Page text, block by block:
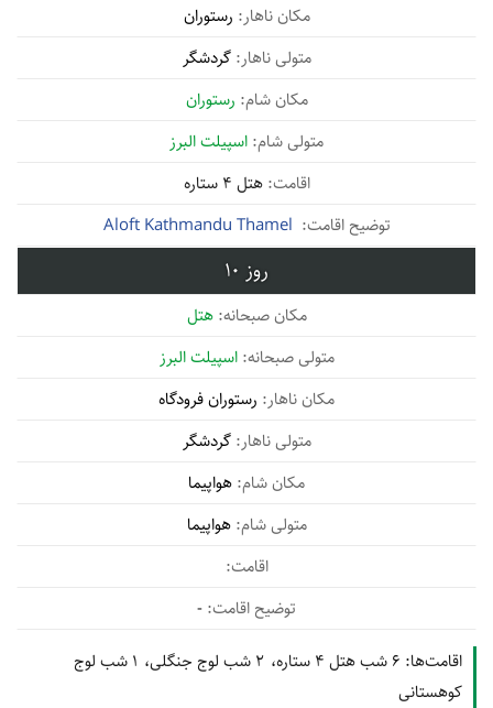
رستوران
گردشگر
رستوران
اسپیلت البرز
هتل 4 ستاره
Aloft Kathmandu Thamel
10
هتل
اسپیلت البرز
رستوران فرودگاه
گردشگر
هواپیما
هواپیما
-
اقامت‌ها: 6 شب هتل 4 ستاره 2 شب لوج جنگلی
1 شب لوج
کوهستانی